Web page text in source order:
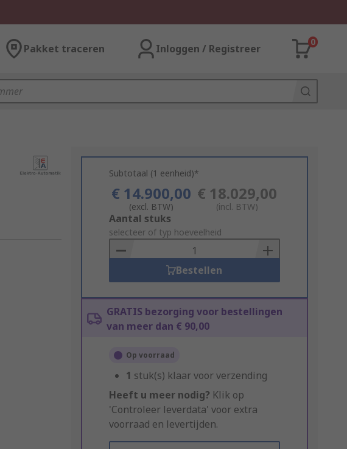
Pakket traceren Inloggen / Registreer
0
Subtotaal (1 eenheid)*
€ 14.900,00
(excl. BTW)
€ 18.029,00
(incl. BTW)
Add
to
Basket
Aantal stuks
selecteer of typ hoeveelheid
Bestellen
GRATIS bezorging voor bestellingen
van meer dan € 90,00
Op voorraad
1 stuk(s) klaar voor verzending
Heeft u meer nodig? Klik op
'Controleer leverdata' voor extra
voorraad en levertijden.